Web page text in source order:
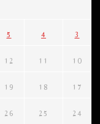
3
4
5
10
11
12
17
18
19
24
25
26